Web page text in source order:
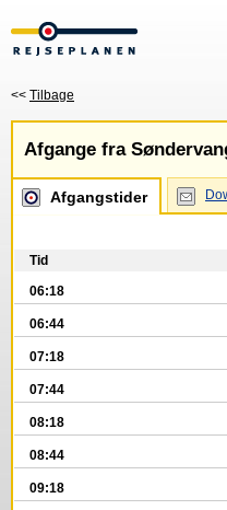
<< Tilbage
Afgange fra
Afgangstider
Tid
06:18
06:44
07:18
07:44
08:18
08:44
09:18